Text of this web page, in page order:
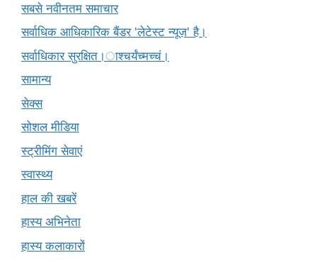
सबसे नवीनतम समाचार
सर्वाधिक आधिकारिक बैंडर 'लेटेस्ट न्यूज़' है।
सर्वाधिकार सुरक्षित।ाश्चर्यंच्मच्चं।
सामान्य
सेक्स
सोशल मीडिया
स्ट्रीमिंग सेवाएं
स्वास्थ्य
हाल की खबरें
हास्य अभिनेता
हास्य कलाकारों